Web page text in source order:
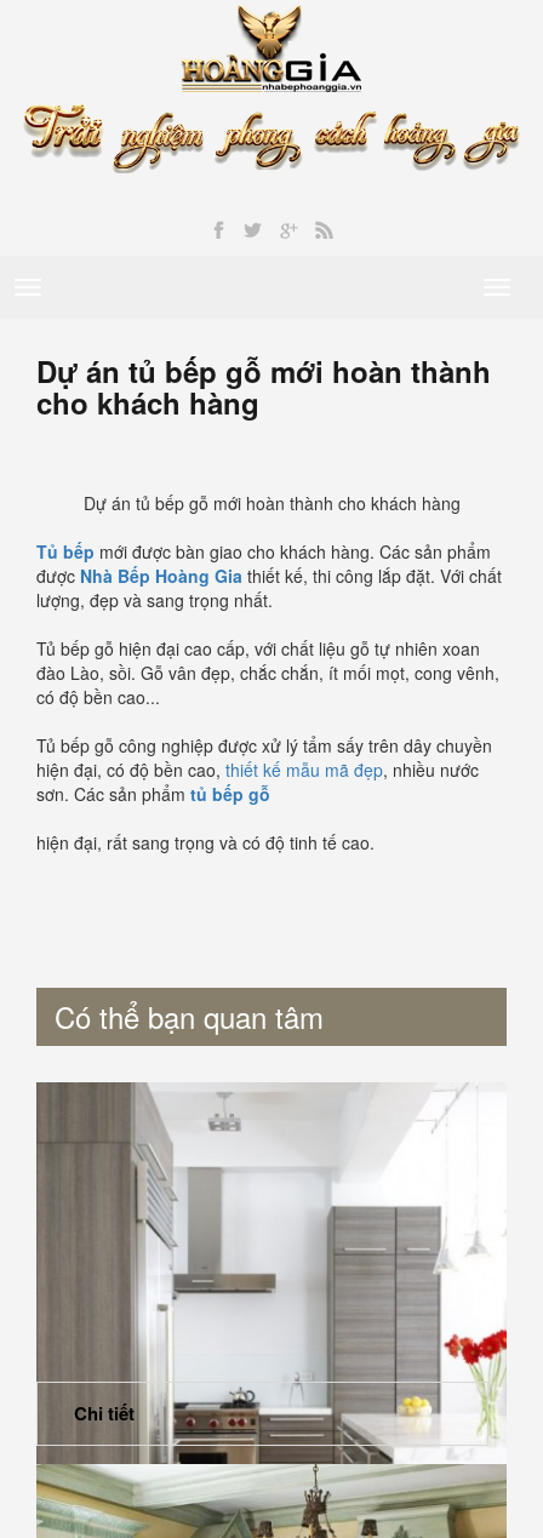
Dự án tủ bếp gỗ mới hoàn thành
cho khách hàng
Dự án tủ bếp gỗ mới hoàn thành cho khách hàng
Tủ bếp mới được bàn giao cho khách hàng. Các sản phẩm
được Nhà Bếp Hoàng Gia thiết kế, thi công lắp đặt. Với chất
lượng, đẹp và sang trọng nhất.
Tủ bếp gỗ hiện đại cao cấp, với chất liệu gỗ tự nhiên xoan
đào Lào, sồi. Gỗ vân đẹp, chắc chắn, ít mối mọt, cong vênh,
có độ bền cao...
Tủ bếp gỗ công nghiệp được xử lý tẩm sấy trên dây chuyền
hiện đại, có độ bền cao, thiết kế mẫu mã đẹp, nhiều nước
sơn. Các sản phẩm tủ bếp gỗ
hiện đại, rất sang trọng và có độ tinh tế cao.
Có thể bạn quan tâm
Chi tiết